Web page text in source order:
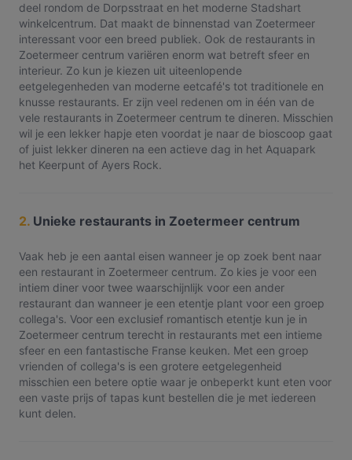
deel rondom de Dorpsstraat en het moderne Stadshart
winkelcentrum. Dat maakt de binnenstad van Zoetermeer
interessant voor een breed publiek. Ook de restaurants in
Zoetermeer centrum variëren enorm wat betreft sfeer en
interieur. Zo kun je kiezen uit uiteenlopende
eetgelegenheden van moderne eetcafé's tot traditionele en
knusse restaurants. Er zijn veel redenen om in één van de
vele restaurants in Zoetermeer centrum te dineren. Misschien
wil je een lekker hapje eten voordat je naar de bioscoop gaat
of juist lekker dineren na een actieve dag in het Aquapark
het Keerpunt of Ayers Rock.
2. Unieke restaurants in Zoetermeer centrum
Vaak heb je een aantal eisen wanneer je op zoek bent naar
een restaurant in Zoetermeer centrum. Zo kies je voor een
intiem diner voor twee waarschijnlijk voor een ander
restaurant dan wanneer je een etentje plant voor een groep
collega's. Voor een exclusief romantisch etentje kun je in
Zoetermeer centrum terecht in restaurants met een intieme
sfeer en een fantastische Franse keuken. Met een groep
vrienden of collega's is een grotere eetgelegenheid
misschien een betere optie waar je onbeperkt kunt eten voor
een vaste prijs of tapas kunt bestellen die je met iedereen
kunt delen.